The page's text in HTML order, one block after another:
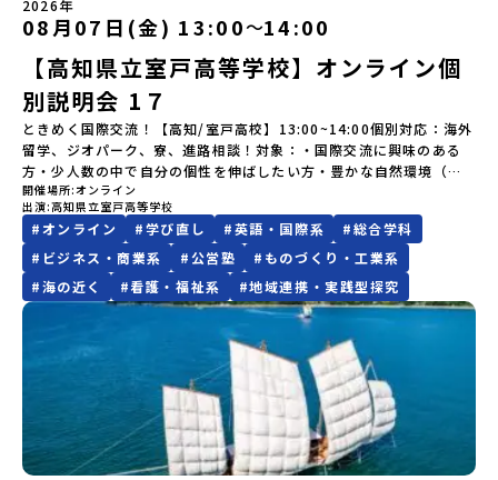
ご登録ください♪地域みらい留学公式LINE
ム主催：一般財団法人地域・教育魅力化プラットフォーム＞「意志
ある若者にあふれる持続可能な地域・社会をつくる」というビジョ
ンを掲げ、2017年3月に島根県に設立した教育事業団体です。日本
全国約200の高校と連携しながら、中学卒業後に地域の枠を越えて生
徒一人ひとりの夢や価値観に合った地域・学校で1〜3年間過ごすこ
とができるシステム「地域みらい留学」をはじめとした、教育事業
や地域活性モデルをつくり続けています。名 称：一般財団法人地
域・教育魅力化プラットフォーム設 立：2017年3月代表者：岩本
悠所在地：〒690-0842 島根県松江市東本町二丁目25-6 みらい
BASE2階公式HP：http://c-platform.or.jp/お問い合わせ先担
当：小川・小原E-mail：info@miratabi.jp「おためし地域留学体
験」のプログラム開催情報を公式LINEにて配信中！ぜひご登録くだ
さい♪地域みらい留学公式LINE
の？」「どんなまちなの？」という疑問にお答えする詳細配信で
す。2泊3日のプログラムの中身をお伝えします。日時：6月10日(水)
19：00〜20：00内容：どんなところ？プログラム詳細解説、質疑
応答紹介地域：鹿児島県出水市・出水工業高校/北海道標津町/岩手
県八幡平市/愛媛県鬼北町＊4つの地域のプログラムを1時間でぎゅっ
とお届けします。お申し込み：https://c-
mirai.jp/events/064069お気軽にどうぞ！「はじめての一人旅だ
けど大丈夫？」「どんな体験ができるの？」そんな保護者様の不安
や、中学生のみなさんの素朴な疑問にスタッフが直接お答えしま
す。チャットでの質問も可能ですので、ぜひご自宅からリラックス
してご参加ください。▼お申し込み前に必ずご確認ください・参加
規約への同意プログラムへの参加申し込みいただく前に、「お申し
込みに関する各規約」への同意が必須となります。ご確認くださ
い。・抽選による参加者決定についてお申込みいただいた方の中か
ら抽選の上、締め切り日から1週間を目途に、お申し込み時に記入い
ただいたメールアドレス宛に「当選／落選メール」をお送りいたし
ます。当選者は、メールに記載された「当選確認フォーム」に３日
以内に回答いただき、確認フォームの提出をもって参加確定とさせ
ていただきます。当選確認フォームの期日までにご回答いただけな
い場合は、当選を取り消しとさせていただきます。当選取り消しが
あった場合は、繰り上げ当選者へご連絡させていただきます。登録
メールアドレスの変更をご希望の場合は下記の地域みらい留学公式
場所・時間】中標津空港 8月4日(火) 14：30 集合【解散場所・時
間】中標津空港 8月6日(木) 13：30 解散【対象】中学2年生、中学3
年生【宿泊先】民宿 船長の家※1室に複数(同性2～4名程度)で宿泊
いただく予定です。【旅行代金】無料※旅行代金に含まれる費用の
うち、以下の内容が無料となります：・宿泊費（2泊分）・プログラ
ム内のアクティビティ・体験費用・一部の食事代*以下の費用は参加
者のご負担となります・集合場所までの往復交通費・お土産代や自
由時間の個人飲食費などの個人的費用【募集人数】最大10名（お申
し込み多数の場合は抽選の上決定）【参加者決定】お申し込み多数
の場合は、締め切り後1週間を目途に当落結果をご連絡いたします。
【申し込み受付期間】6月8日(月)12：00 から 6月22日(月) 12：00
まで疑問も不安もワクワクに変える！「おためし地域留学」ステッ
プアップ説明会プログラムの内容を詳しく知りたい方や、お申し込
みを迷われている方向けにZoomでのオンライン配信を行います。
知りたい情報のレベルに合わせて、以下の2つのステップをご活用く
ださい。【STEP 1】全体オンライン説明会（アーカイブ動画を公開
中！）〜まずは「おためし地域留学」を知りたい方へ〜日本全国20
以上の地域から選んで参加できる「おためし地域留学」の全体像や
魅力について、説明会を開催しました。中学生一人での参加にあた
り、保護者様が特に気になる「安全面」や「事務局のサポート体
制」についても詳しく解説しています。ぜひ、ご自宅からお気軽に
ご視聴ください。🎬 [アーカイブ動画を視聴する]YouTube：
https://youtu.be/Yt8nd04aNgA?si=e5erbspvwz5O8_uF
2026年
08月07日(金) 13:00〜14:00
【高知県立室戸高等学校】オンライン個
別説明会 1７
ときめく国際交流！【高知/室戸高校】13:00~14:00個別対応：海外
留学、ジオパーク、寮、進路相談！対象：・国際交流に興味のある
方・少人数の中で自分の個性を伸ばしたい方・豊かな自然環境（ユ
ネスコ世界ジオパーク）で伸び伸びと学習したい方・自分の興味の
ある科目を選択したい方・ジオパークを活かした探究学習に興味の
ある方・多様な進路の中から、自分の進む道を決めたい方・女子硬
式野球への入部を考えている方説明会概要：室戸高校の概要を説明
いたします。その後、個別にわからないことや不安な点にお答えし
ます。
開催場所 オンライン
出演 高知県立室戸高等学校
#オンライン #学び直し #英語・国際系 #総合学科
# ビジネス・商業系 #公営塾 # ものづくり・工業系
#海の近く #看護・福祉系 #地域連携・実践型探究